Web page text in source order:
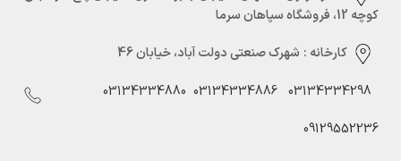
کوچه 12، فروشگاه سپاهان سرما
کارخانه : شهرک صنعتی دولت آباد، خیابان 46
03134334298
03134334886
03134334880
09129552236